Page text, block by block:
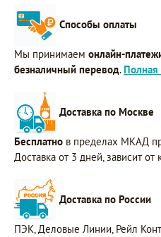
Способы оплаты
Мы принимаем онлайн-
безналичный перевод.
Доставка по Москве
Бесплатно в пределах МКАД
Доставка от 3 дней, зависит от
Доставка по России
ПЭК, Деловые Линии, Рейл